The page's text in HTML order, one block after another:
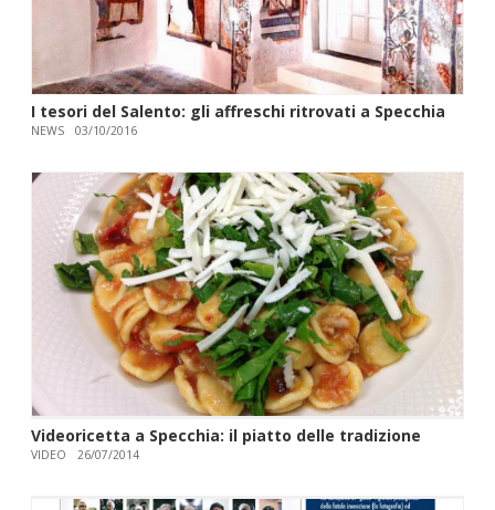
I tesori del Salento: gli affreschi ritrovati a Specchia
NEWS 03/10/2016
Videoricetta a Specchia: il piatto delle tradizione
VIDEO 26/07/2014